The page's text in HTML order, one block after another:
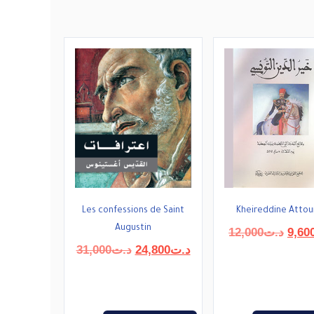
Les confessions de Saint
Augustin
د.ت31,000
Le
د.ت31,000.
د.ت24,800
Le
Kheireddine
د.ت12,000
Le